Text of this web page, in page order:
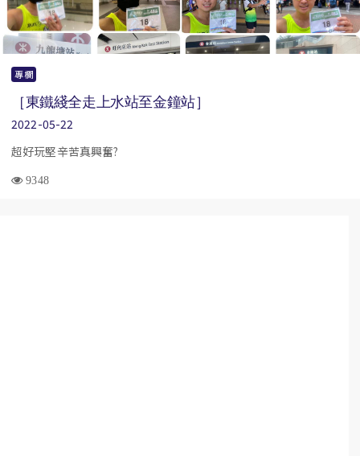
專欄
［東鐵綫全走上水站至金鐘站］
2022-05-22
超好玩堅辛苦真興奮?
9348